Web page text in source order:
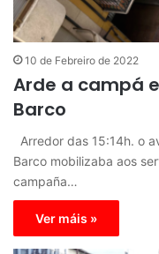
10 de Febreiro de 2022
Arde a campá
Barco
Arredor das 15:14h. o
Barco mobilizaba aos
campaña…
Ver máis »